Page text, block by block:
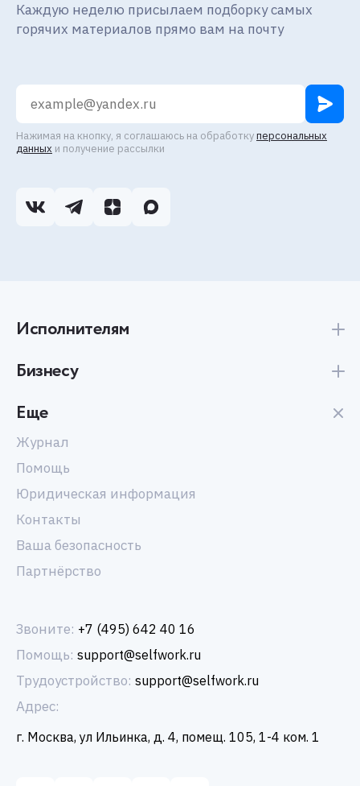
Каждую неделю присылаем подборку самых
горячих материалов прямо вам на почту
Нажимая на кнопку, я соглашаюсь на обработкуперсональных
данных и получение рассылки
Исполнителям
Бизнесу
Еще
Журнал
Помощь
Юридическая информация
Контакты
Ваша безопасность
Партнёрство
Звоните: +7 (495) 642 40 16
Помощь: support@selfwork.ru
Трудоустройство: support@selfwork.ru
Адрес:
г. Москва, ул Ильинка, д. 4, помещ. 105, 1-4 ком. 1